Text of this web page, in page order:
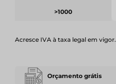
>1000
Acresce IVA à taxa legal em vigor.
Orçamento grátis